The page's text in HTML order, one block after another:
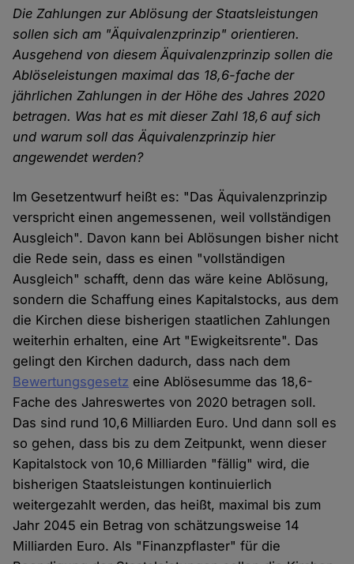
Die Zahlungen zur Ablösung der Staatsleistungen
sollen sich am "Äquivalenzprinzip" orientieren.
Ausgehend von diesem Äquivalenzprinzip sollen die
Ablöseleistungen maximal das 18,6-fache der
jährlichen Zahlungen in der Höhe des Jahres 2020
betragen. Was hat es mit dieser Zahl 18,6 auf sich
und warum soll das Äquivalenzprinzip hier
angewendet werden?
Im Gesetzentwurf heißt es: "Das Äquivalenzprinzip
verspricht einen angemessenen, weil vollständigen
Ausgleich". Davon kann bei Ablösungen bisher nicht
die Rede sein, dass es einen "vollständigen
Ausgleich" schafft, denn das wäre keine Ablösung,
sondern die Schaffung eines Kapitalstocks, aus dem
die Kirchen diese bisherigen staatlichen Zahlungen
weiterhin erhalten, eine Art "Ewigkeitsrente". Das
gelingt den Kirchen dadurch, dass nach dem
Bewertungsgesetz eine Ablösesumme das 18,6-
Fache des Jahreswertes von 2020 betragen soll.
Das sind rund 10,6 Milliarden Euro. Und dann soll es
so gehen, dass bis zu dem Zeitpunkt, wenn dieser
Kapitalstock von 10,6 Milliarden "fällig" wird, die
bisherigen Staatsleistungen kontinuierlich
weitergezahlt werden, das heißt, maximal bis zum
Jahr 2045 ein Betrag von schätzungsweise 14
Milliarden Euro. Als "Finanzpflaster" für die